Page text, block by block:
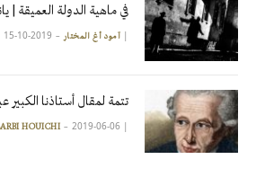
في ماهية الدولة العميقة
| آمود أغ المختار 2019-10-15
تتمة لمقال أستاذنا
|
HOUICHI 2019-06-06